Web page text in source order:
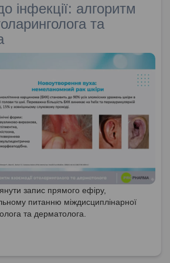
інфекції: алгоритм
та
запис прямого ефіру,
питанню міждисциплінарної
та дерматолога.